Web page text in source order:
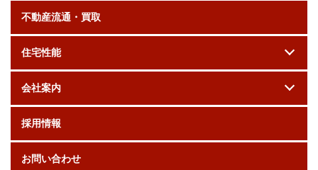
不動産流通・買取
住宅性能
会社案内
採用情報
お問い合わせ